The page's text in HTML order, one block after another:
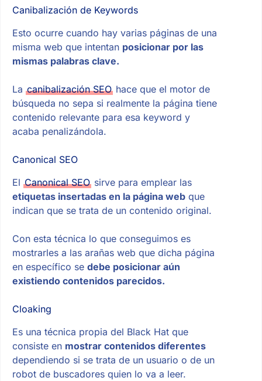
Canibalización de Keywords
Esto ocurre cuando hay varias páginas de una
misma web que intentan posicionar por las
mismas palabras clave.
La canibalización SEOhace que el motor de
búsqueda no sepa si realmente la página tiene
contenido relevante para esa keyword y
acaba penalizándola.
Canonical SEO
El Canonical SEOsirve para emplear las
etiquetas insertadas en la página webque
indican que se trata de un contenido original.
Con esta técnica lo que conseguimos es
mostrarles a las arañas web que dicha página
en específico se debe posicionar aún
existiendo contenidos parecidos.
Cloaking
Es una técnica propia del Black Hat que
consiste en mostrar contenidos diferentes
dependiendo si se trata de un usuario o de un
robot de buscadores quien lo va a leer.